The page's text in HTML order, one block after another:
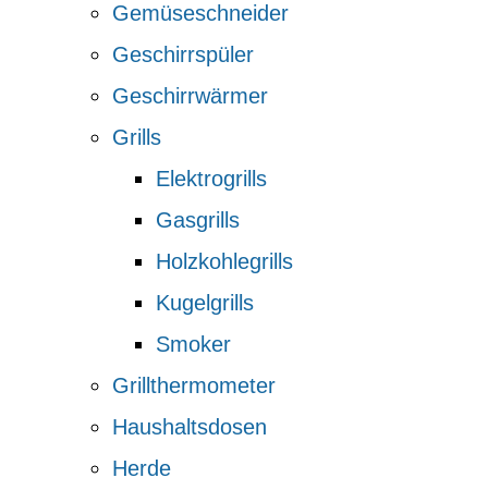
Gemüseschneider
Geschirrspüler
Geschirrwärmer
Grills
Elektrogrills
Gasgrills
Holzkohlegrills
Kugelgrills
Smoker
Grillthermometer
Haushaltsdosen
Herde